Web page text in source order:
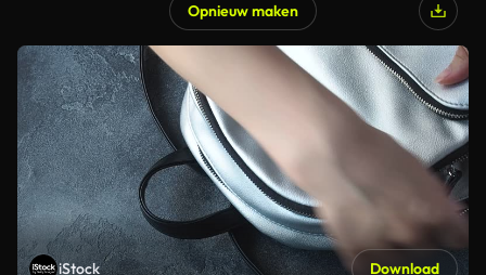
Opnieuw maken
iStock Download